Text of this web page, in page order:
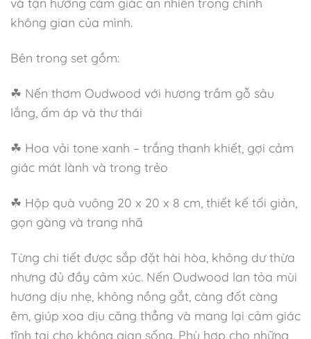
không gian của mình.
Bên trong set gồm:
☘ Nến thơm Oudwood với hương trầm gỗ sâu
lắng, ấm áp và thư thái
☘ Hoa vải tone xanh – trắng thanh khiết, gợi cảm
giác mát lành và trong trẻo
☘ Hộp quà vuông 20 x 20 x 8 cm, thiết kế tối giản,
gọn gàng và trang nhã
Từng chi tiết được sắp đặt hài hòa, không dư thừa
nhưng đủ đầy cảm xúc. Nến Oudwood lan tỏa mùi
hương dịu nhẹ, không nồng gắt, càng đốt càng
êm, giúp xoa dịu căng thẳng và mang lại cảm giác
tĩnh tại cho không gian sống. Phù hợp cho những